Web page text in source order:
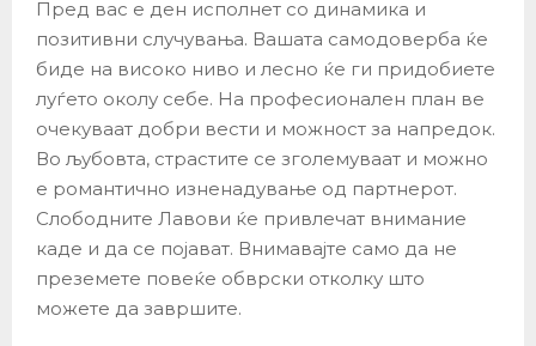
Пред вас е ден исполнет со динамика и
позитивни случувања. Вашата самодоверба ќе
биде на високо ниво и лесно ќе ги придобиете
луѓето околу себе. На професионален план ве
очекуваат добри вести и можност за напредок.
Во љубовта, страстите се зголемуваат и можно
е романтично изненадување од партнерот.
Слободните Лавови ќе привлечат внимание
каде и да се појават. Внимавајте само да не
преземете повеќе обврски отколку што
можете да завршите.